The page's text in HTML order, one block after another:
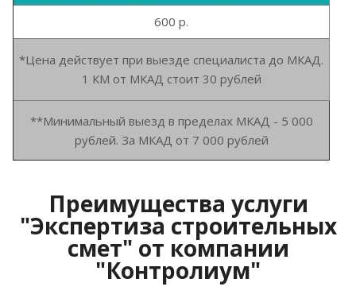
600 р.
*Цена действует при выезде специалиста до МКАД.
1 КМ от МКАД стоит 30 рублей
**Минимальный выезд в пределах МКАД - 5 000
рублей. За МКАД от 7 000 рублей
Преимущества услуги
"Экспертиза строительных
смет" от компании
"Контролиум"